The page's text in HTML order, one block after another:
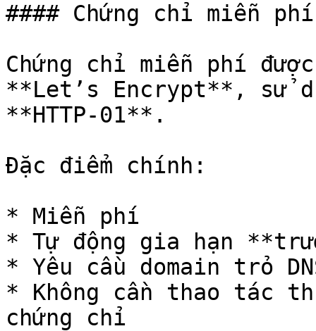
#### Chứng chỉ miễn
Chứng chỉ miễn phí
**Let’s Encrypt**, sử
**HTTP-01**.
Đặc điểm chính:
* Miễn phí
* Tự động gia hạn
* Yêu cầu domain trỏ
* Không cần thao tác
chứng chỉ